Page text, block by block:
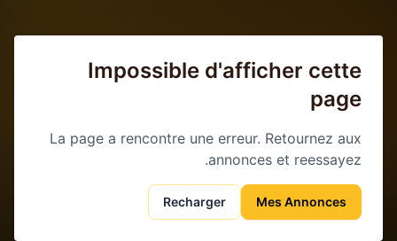
Impossible d'afficher cette
page
La page a rencontre une erreur. Retournez aux
annonces et reessayez.
Mes Annonces
Recharger